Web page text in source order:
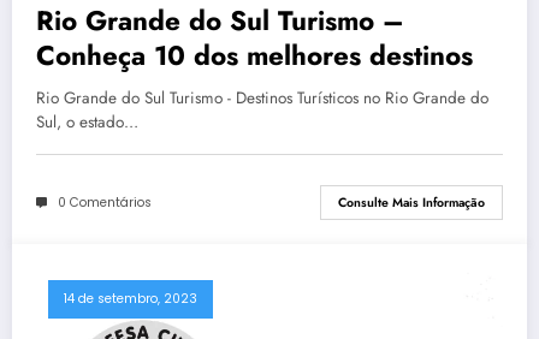
Rio Grande do Sul Turismo –
Conheça 10 dos melhores destinos
Rio Grande do Sul Turismo - Destinos Turísticos no Rio Grande do
Sul, o estado…
0 Comentários Consulte Mais Informação
14 de setembro, 2023